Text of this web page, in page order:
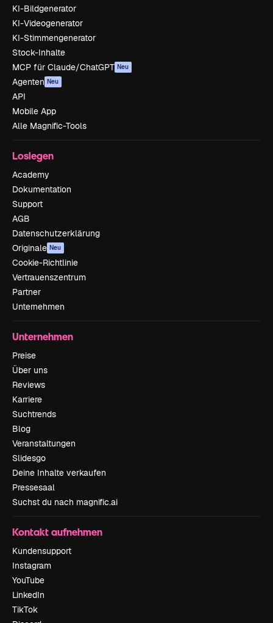
KI-Bildgenerator
KI-Videogenerator
KI-Stimmengenerator
Stock-Inhalte
MCP für Claude/ChatGPT Neu
Agenten Neu
API
Mobile App
Alle Magnific-Tools
Loslegen
Academy
Dokumentation
Support
AGB
Datenschutzerklärung
Originale Neu
Cookie-Richtlinie
Vertrauenszentrum
Partner
Unternehmen
Unternehmen
Preise
Über uns
Reviews
Karriere
Suchtrends
Blog
Veranstaltungen
Slidesgo
Deine Inhalte verkaufen
Pressesaal
Suchst du nach magnific.ai
Kontakt aufnehmen
Kundensupport
Instagram
YouTube
LinkedIn
TikTok